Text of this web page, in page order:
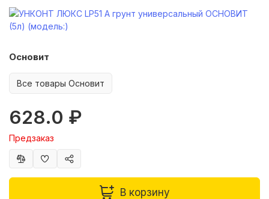
Основит
Все товары Основит
628.0 ₽
Предзаказ
В корзину